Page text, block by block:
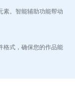
素。智能辅助功能帮动
格式，确保您的作品能